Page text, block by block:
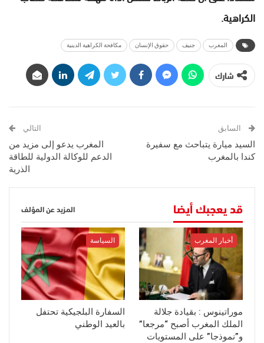
الكراهية.
المغرب جنيف حقوق الإنسان مكافحة الكراهية الدينية
شارك
السابق
السيد ميارة يتباحث مع سفيرة
كندا بالمغرب
التالي
المغرب يدعو إلى مزيد من
الدعم للوكالة الدولية للطاقة
الذرية
قد يعجبك أيضا المزيد عن المؤلف
أخبار المغرب
موراتينوس : بقيادة جلالة
الملك المغرب أصبح “مرجعا”
و”نموذجا” على المستويات
السياسة
السفارة البلجيكية تحتفل
بالعيد الوطني